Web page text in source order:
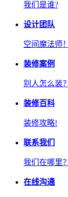
我们是谁?
设计团队
空间魔法师！
装修案例
别人怎么装？
装修百科
装修攻略!
联系我们
我们在哪里？
在线沟通